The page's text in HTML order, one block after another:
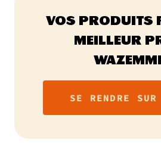
VOS PRODUITS
MEILLEUR
SE RENDRE SUR